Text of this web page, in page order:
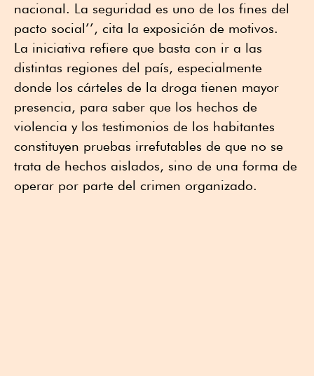
nacional. La seguridad es uno de los fines del
pacto social’’, cita la exposición de motivos.
La iniciativa refiere que basta con ir a las
distintas regiones del país, especialmente
donde los cárteles de la droga tienen mayor
presencia, para saber que los hechos de
violencia y los testimonios de los habitantes
constituyen pruebas irrefutables de que no se
trata de hechos aislados, sino de una forma de
operar por parte del crimen organizado.